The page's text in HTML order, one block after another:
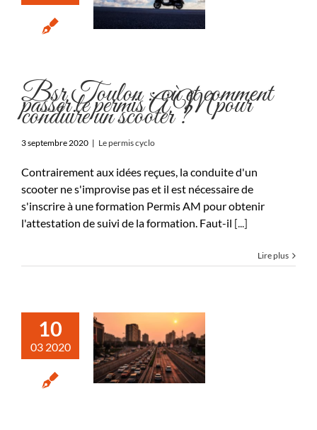
Bsr Toulon : où et comment
passer le permis AM pour
conduire un scooter ?
3 septembre 2020 | Le permis cyclo
Contrairement aux idées reçues, la conduite d'un
scooter ne s'improvise pas et il est nécessaire de
s'inscrire à une formation Permis AM pour obtenir
l'attestation de suivi de la formation. Faut-il [...]
Lire plus
10
03 2020